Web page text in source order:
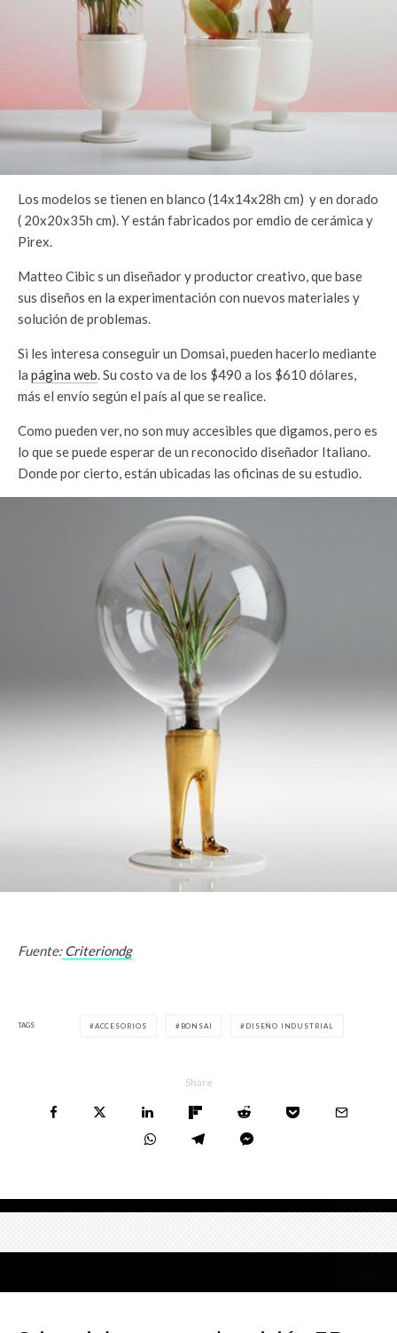
Los modelos se tienen en blanco (14x14x28h cm) y en dorado
( 20x20x35h cm). Y están fabricados por emdio de cerámica y
Pirex.
Matteo Cibic s un diseñador y productor creativo, que base
sus diseños en la experimentación con nuevos materiales y
solución de problemas.
Si les interesa conseguir un Domsai, pueden hacerlo mediante
la página web . Su costo va de los $490 a los $610 dólares,
más el envío según el país al que se realice.
Como pueden ver, no son muy accesibles que digamos, pero es
lo que se puede esperar de un reconocido diseñador Italiano.
Donde por cierto, están ubicadas las oficinas de su estudio.
Fuente:Criteriondg
TAGS ACCESORIOS BONSAI DISEÑO INDUSTRIAL
Share